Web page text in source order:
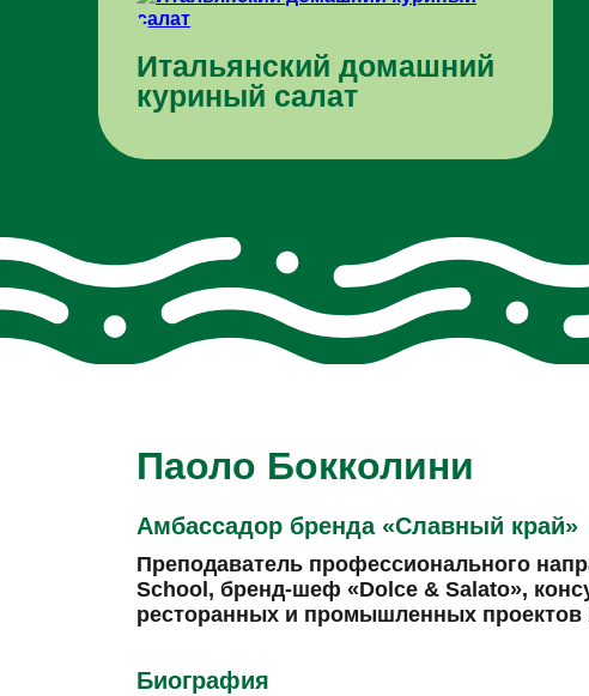
Итальянский домашний
куриный салат
Паоло Бокколини
Амбассадор бренда «Славный край»
Преподаватель профессионального
School, бренд-шеф «Dolce & Salato»,
ресторанных и промышленных проектов
Биография